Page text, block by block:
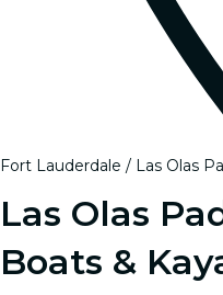
Fort Lauderdale Las Olas
Las Olas
Boats &